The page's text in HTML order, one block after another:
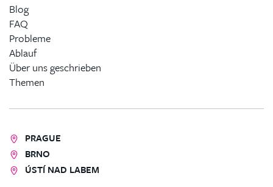
Blog
FAQ
Probleme
Ablauf
Über uns geschrieben
Themen
PRAGUE
BRNO
ÚSTÍ NAD LABEM